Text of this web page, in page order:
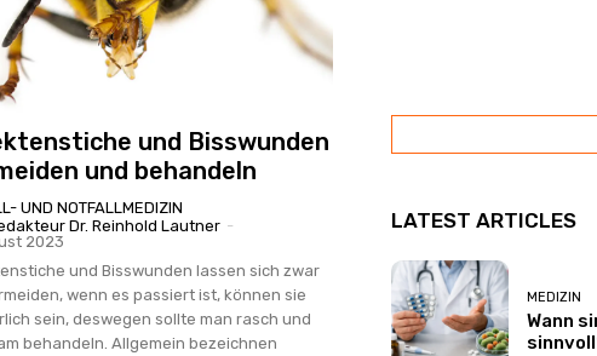
und Bisswunden
und behandeln
UND NOTFALLMEDIZIN
Dr. Reinhold Lautner -
2023
und Bisswunden lassen sich zwar
wenn es passiert ist, können sie
sein, deswegen sollte man rasch und
behandeln. Allgemein bezeichnen
LATEST ARTICLES
MEDIZIN
Wann